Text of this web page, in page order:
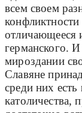
всем своем
отличающееся
германского.
мироздании
Славяне
среди них
католичества,